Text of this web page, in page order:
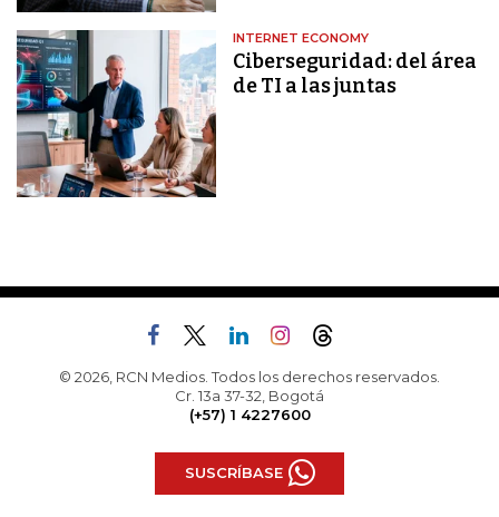
INTERNET ECONOMY
Ciberseguridad: del área
de TI a las juntas
© 2026, RCN Medios. Todos los derechos reservados.
Cr. 13a 37-32, Bogotá
(+57) 1 4227600
SUSCRÍBASE